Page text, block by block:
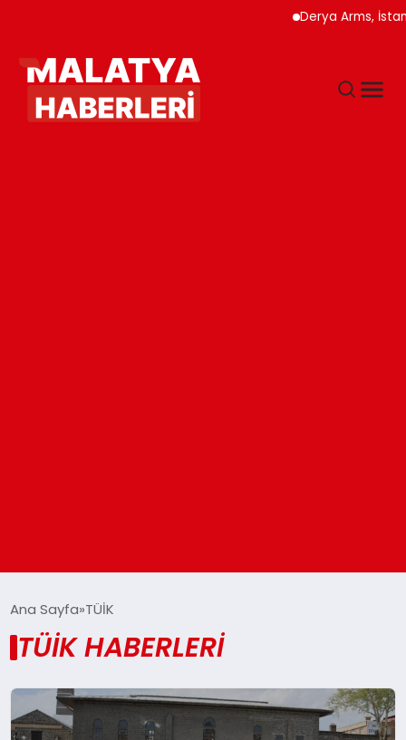
Derya Arms,
GÜNDEM
DÜNYA
Ana Sayfa TÜİK
TÜİK HABERLERI